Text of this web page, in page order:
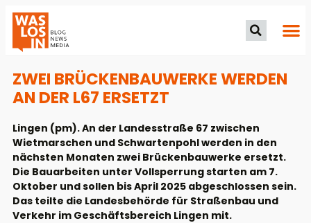
ZWEI BRÜCKENBAUWERKE WERDEN
AN DER L67 ERSETZT
Lingen (pm). An der Landesstraße 67 zwischen
Wietmarschen und Schwartenpohl werden in den
nächsten Monaten zwei Brückenbauwerke ersetzt.
Die Bauarbeiten unter Vollsperrung starten am 7.
Oktober und sollen bis April 2025 abgeschlossen sein.
Das teilte die Landesbehörde für Straßenbau und
Verkehr im Geschäftsbereich Lingen mit.